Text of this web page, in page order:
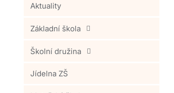
Aktuality
Základní škola
Školní družina
Jídelna ZŠ